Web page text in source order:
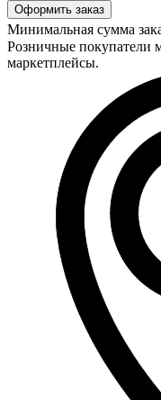
Минимальная сумма
Розничные покупатели
маркетплейсы.